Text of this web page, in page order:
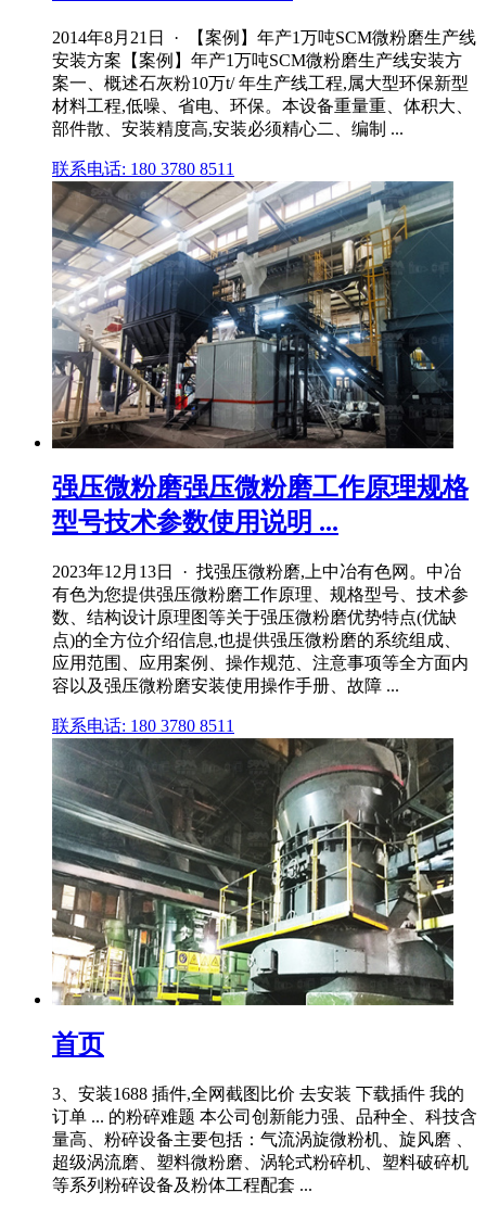
2014年8月21日 · 【案例】年产1万吨SCM微粉磨生产线
安装方案【案例】年产1万吨SCM微粉磨生产线安装方
案一、概述石灰粉10万t/ 年生产线工程,属大型环保新型
材料工程,低噪、省电、环保。本设备重量重、体积大、
部件散、安装精度高,安装必须精心二、编制 ...
联系电话: 180 3780 8511
强压微粉磨强压微粉磨工作原理规格
型号技术参数使用说明 ...
2023年12月13日 · 找强压微粉磨,上中冶有色网。中冶
有色为您提供强压微粉磨工作原理、规格型号、技术参
数、结构设计原理图等关于强压微粉磨优势特点(优缺
点)的全方位介绍信息,也提供强压微粉磨的系统组成、
应用范围、应用案例、操作规范、注意事项等全方面内
容以及强压微粉磨安装使用操作手册、故障 ...
联系电话: 180 3780 8511
首页
3、安装1688 插件,全网截图比价 去安装 下载插件 我的
订单 ... 的粉碎难题 本公司创新能力强、品种全、科技含
量高、粉碎设备主要包括：气流涡旋微粉机、旋风磨 、
超级涡流磨、塑料微粉磨、涡轮式粉碎机、塑料破碎机
等系列粉碎设备及粉体工程配套 ...